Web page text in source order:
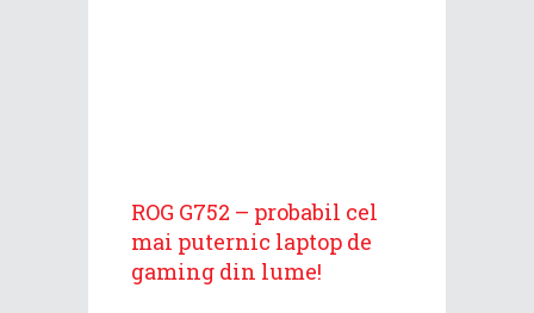
ROG G752 – probabil cel
mai puternic laptop de
gaming din lume!